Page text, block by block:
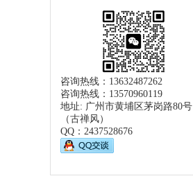
咨询热线：13632487262
咨询热线：13570960119
地址: 广州市黄埔区茅岗路80号
（古禅风）
QQ： 2437528676